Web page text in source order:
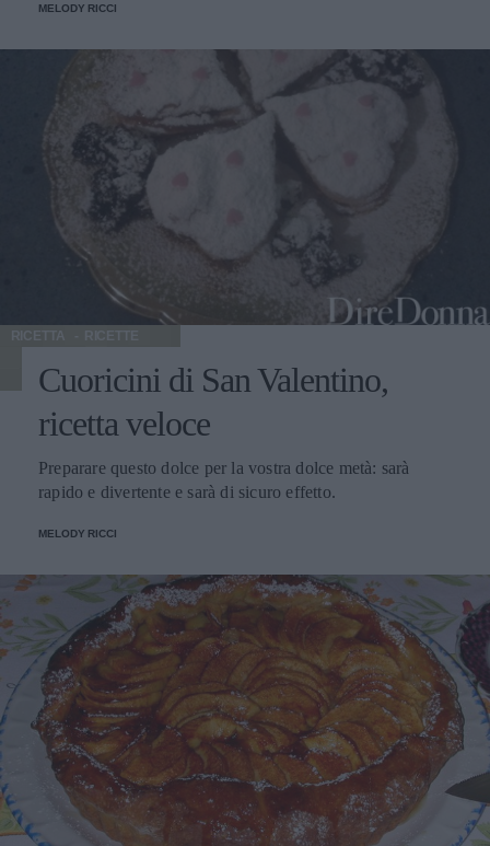
MELODY RICCI
RICETTA
Cuoricini di San Valentino,
ricetta veloce
Preparare questo dolce per la vostra dolce metà: sarà
rapido e divertente e sarà di sicuro effetto.
MELODY RICCI